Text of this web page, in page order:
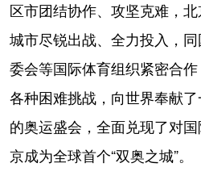
区市团结协作、攻坚克难，
城市尽锐出战、全力投入，
委会等国际体育组织紧密合
各种困难挑战，向世界奉献
的奥运盛会，全面兑现了对
京成为全球首个“双奥之城”。